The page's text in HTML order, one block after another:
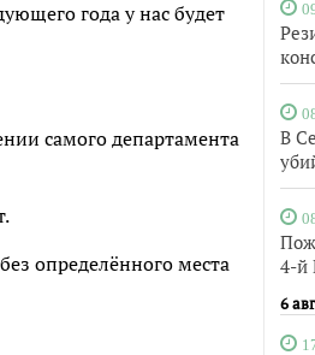
В
4-й
6
года у нас будет
самого департамента
определённого места